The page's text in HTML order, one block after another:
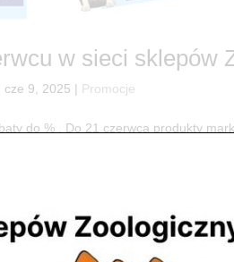
w sieci sklepów
cze 9, 2025 | Promocje
do % . Do 21 czerwca produkty